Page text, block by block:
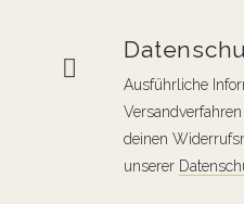
Ausführliche
deinen
unserer